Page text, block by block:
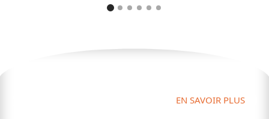
EN SAVOIR PLUS